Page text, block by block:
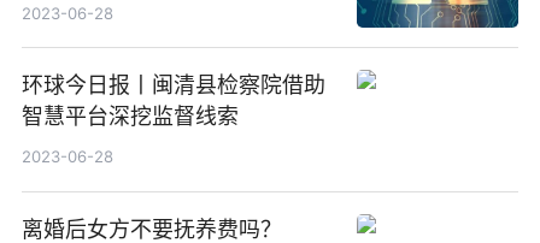
2023-06-28
环球今日报丨闽清县检察院借助
智慧平台深挖监督线索
2023-06-28
离婚后女方不要抚养费吗？